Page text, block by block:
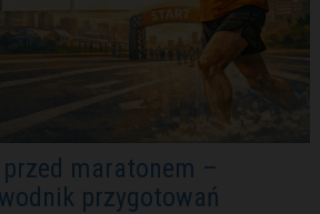
maratonem –
przygotowań